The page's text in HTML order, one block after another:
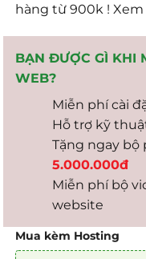
hàng từ 900k !
BẠN ĐƯỢC GÌ KHI
WEB?
Miễn phí cài
Hỗ trợ kỹ
Tặng ngay bộ
5.000.000đ
Miễn phí bộ
website
Mua kèm Hosting